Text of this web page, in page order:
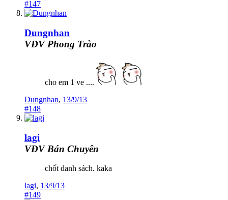
#147
Dungnhan
VĐV Phong Trào
cho em 1 ve ....
Dungnhan, 13/9/13
#148
lagi
VĐV Bán Chuyên
chốt danh sách. kaka
lagi, 13/9/13
#149